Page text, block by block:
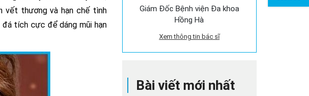
vết thương và hạn chế tình
đá tích cực để dáng mũi hạn
Giám Đốc Bệnh viện Đa khoa
Hồng Hà
Xem thông tin bác sĩ
Bài viết mới nhất